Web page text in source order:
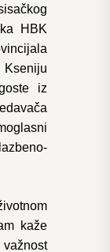
HBK
iz
kaže
važnost